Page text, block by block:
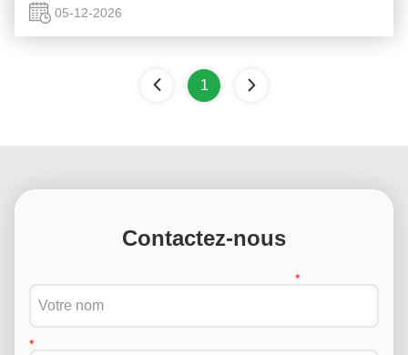
démontrant ...
05-12-2026
1
Contactez-nous